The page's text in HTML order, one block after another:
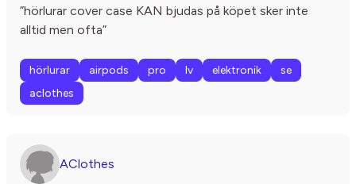
”hörlurar cover case KAN bjudas på köpet sker inte
alltid men ofta”
hörlurar airpods pro lv elektronik
se
aclothes
AClothes